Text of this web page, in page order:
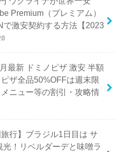
Premium（プレミアム）
で激安契約する方法【2023
月最新 ドミノピザ 激安 半額
ザ全品50%OFFは週末限
ニュー等の割引・攻略情
旅行】ブラジル1日目は サ
光！リベルダーデと味噌ラ